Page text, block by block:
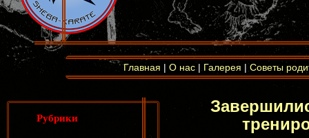
Главная | О нас| Галерея | Советы
Рубрики